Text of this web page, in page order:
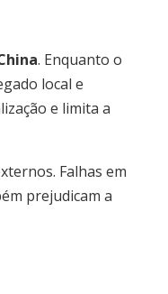
. Enquanto o
local e
e limita a
Falhas em
prejudicam a